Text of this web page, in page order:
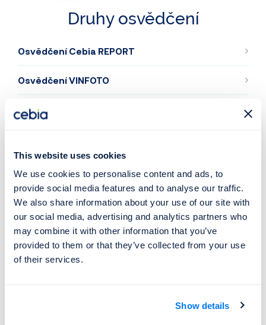
This website uses cookies
We use cookies to personalise content and ads, to
provide social media features and to analyse our traffic.
We also share information about your use of our site with
our social media, advertising and analytics partners who
may combine it with other information that you’ve
provided to them or that they’ve collected from your use
of their services.
Show details
Druhy osvědčení
Osvědčení Cebia REPORT
Osvědčení VINFOTO
Osvědčení SBZ
Osvědčení PROVIN
Osvědčení VINTEST
Osvědčení ROKVY